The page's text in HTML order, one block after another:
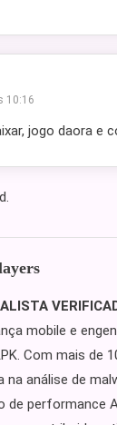
10:16
jogo daora e
mobile e
Com mais de
na análise de
de performance